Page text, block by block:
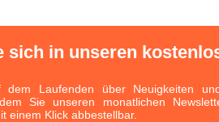
sich in unseren
Laufenden über Neuigkeiten
Sie unseren monatlichen
einem Klick abbestellbar.